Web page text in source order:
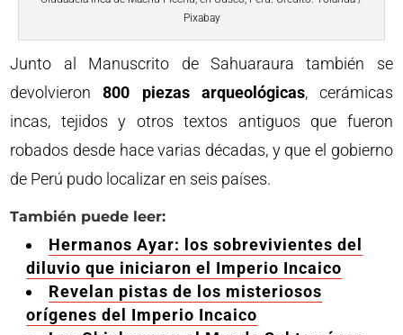
Pixabay
Junto al Manuscrito de Sahuaraura también se
devolvieron800 piezas arqueológicas, cerámicas
incas, tejidos y otros textos antiguos que fueron
robados desde hace varias décadas, y que el gobierno
de Perú pudo localizar en seis países.
También puede leer:
Hermanos Ayar: los sobrevivientes del
diluvio que iniciaron el Imperio Incaico
Revelan pistas de los misteriosos
orígenes del Imperio Incaico